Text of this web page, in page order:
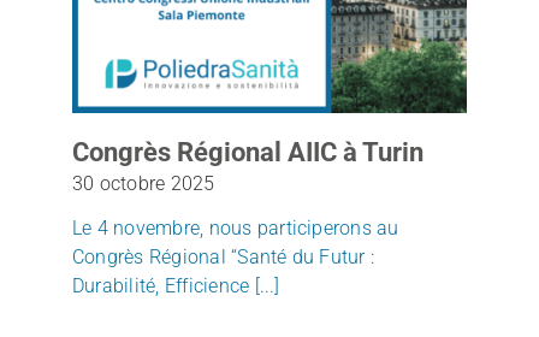
Congrès Régional AIIC à Turin
30 octobre 2025
Le 4 novembre, nous participerons au
Congrès Régional “Santé du Futur :
Durabilité, Efficience [...]